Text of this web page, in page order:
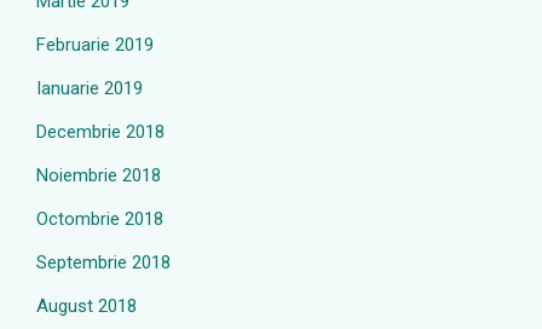
Februarie 2019
Ianuarie 2019
Decembrie 2018
Noiembrie 2018
Octombrie 2018
Septembrie 2018
August 2018